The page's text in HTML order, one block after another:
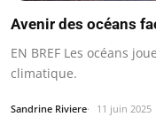
Avenir des océans
EN BREF Les océans
climatique.
Sandrine Riviere 11 juin 2025